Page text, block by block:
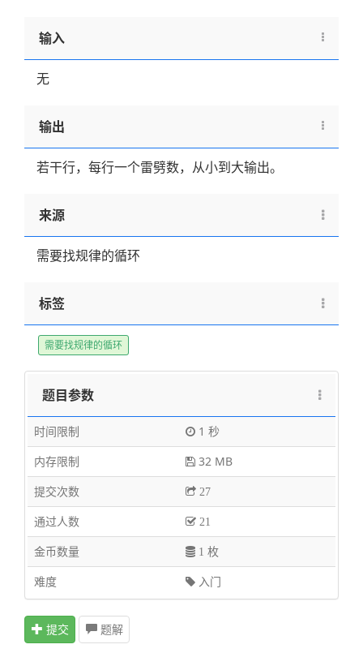
输入
无
输出
若干行，每行一个雷劈数，从小到大输出。
来源
需要找规律的循环
标签
需要找规律的循环
题目参数
时间限制
1 秒
内存限制
32 MB
提交次数
27
通过人数 21
金币数量 1 枚
难度 入门
提交 题解